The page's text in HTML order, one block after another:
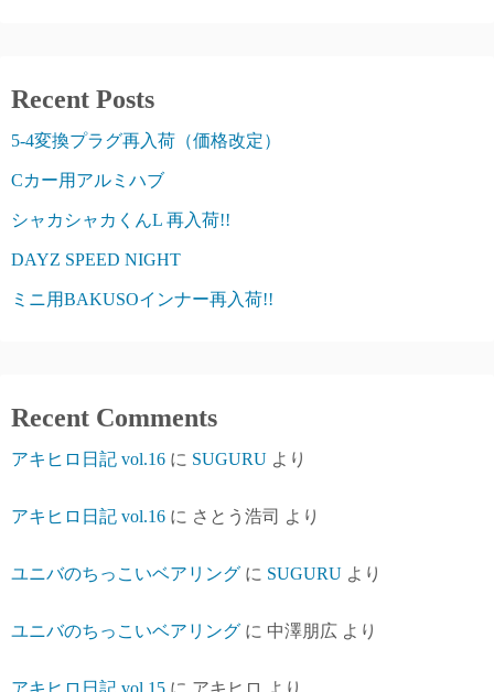
Recent Posts
5-4変換プラグ再入荷（価格改定）
Cカー用アルミハブ
シャカシャカくんL 再入荷!!
DAYZ SPEED NIGHT
ミニ用BAKUSOインナー再入荷!!
Recent Comments
アキヒロ日記 vol.16 に SUGURU より
アキヒロ日記 vol.16 に さとう浩司 より
ユニバのちっこいベアリング に SUGURU より
ユニバのちっこいベアリング に 中澤朋広 より
アキヒロ日記 vol.15 に アキヒロ より